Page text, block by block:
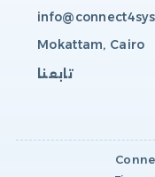
Mokattam, Cairo
تابعنا